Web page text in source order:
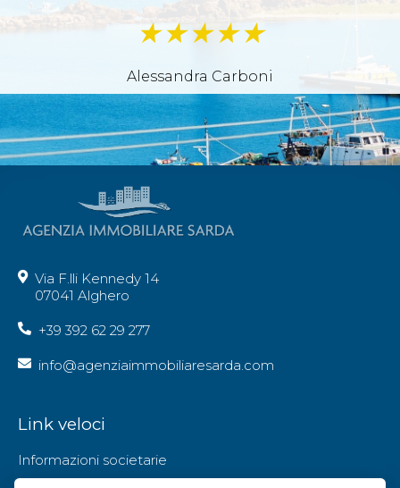
Alessandra Carboni
Via F.lli Kennedy 14
07041 Alghero
+39 392 62 29 277
info@agenziaimmobiliaresarda.com
Link veloci
Informazioni societarie